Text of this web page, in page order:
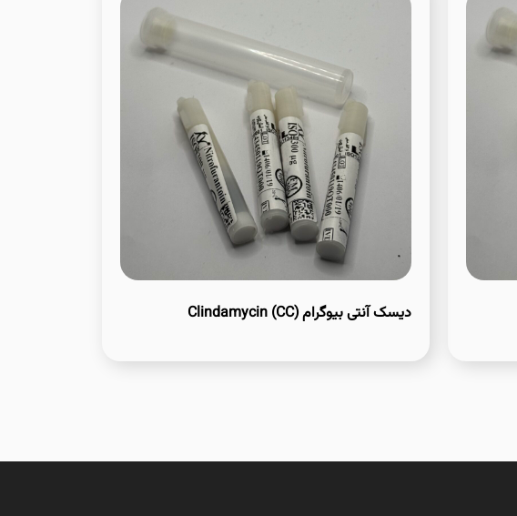
دیسک آنتی بیوگرام Clindamycin (CC)